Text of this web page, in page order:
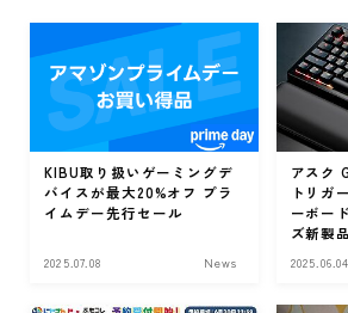
レビュー Review
食品・グルメ
ゲーミングギア
ゲーミングマウス
ゲーミングマウスパッド
KIBU取り扱いゲーミングデ
バイスが最大20%オフ プラ
イムデー先行セール
2025.07.08 News
アスク
トリガ
ーボー
ズ新製
2025.06.04